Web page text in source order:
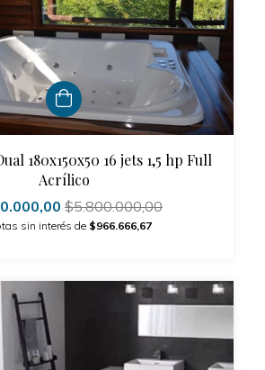
180x150x50 16 jets 1,5 hp Full
Acrílico
$5.800.000,00
sin interés de $966.666,67